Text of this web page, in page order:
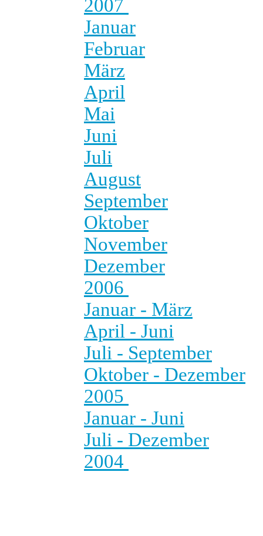
2007
Januar
Februar
März
April
Mai
Juni
Juli
August
September
Oktober
November
Dezember
2006
Januar - März
April - Juni
Juli - September
Oktober - Dezember
2005
Januar - Juni
Juli - Dezember
2004